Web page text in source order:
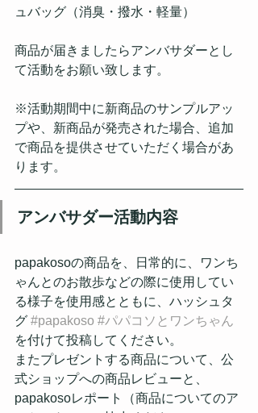
ュバッグ（消臭・撥水・軽量）
商品が届きましたらアンバサダーとし
て活動をお願い致します。
※活動期間中に新商品のサンプルアッ
プや、新商品が発売された場合、追加
で商品を提供させていただく場合があ
ります。
アンバサダー活動内容
papakosoの商品を、日常的に、ワンち
ゃんとのお散歩などの際に使用してい
る様子を使用感とともに、ハッシュタ
グ #papakoso #パパコソとワンちゃん
を付けて投稿してください。
またプレゼントする商品について、公
式ショップへの商品レビューと、
papakosoレポート（商品についてのア